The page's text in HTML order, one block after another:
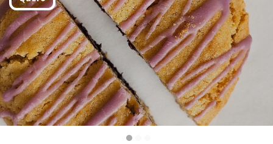
Quero